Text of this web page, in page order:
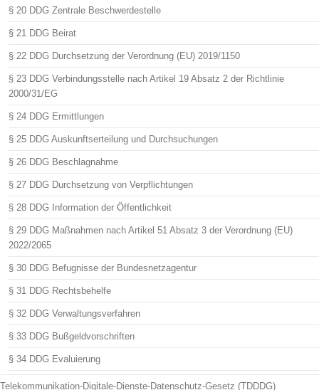
§ 20 DDG Zentrale Beschwerdestelle
§ 21 DDG Beirat
§ 22 DDG Durchsetzung der Verordnung (EU) 2019/1150
§ 23 DDG Verbindungsstelle nach Artikel 19 Absatz 2 der Richtlinie
2000/31/EG
§ 24 DDG Ermittlungen
§ 25 DDG Auskunftserteilung und Durchsuchungen
§ 26 DDG Beschlagnahme
§ 27 DDG Durchsetzung von Verpflichtungen
§ 28 DDG Information der Öffentlichkeit
§ 29 DDG Maßnahmen nach Artikel 51 Absatz 3 der Verordnung (EU)
2022/2065
§ 30 DDG Befugnisse der Bundesnetzagentur
§ 31 DDG Rechtsbehelfe
§ 32 DDG Verwaltungsverfahren
§ 33 DDG Bußgeldvorschriften
§ 34 DDG Evaluierung
Telekommunikation-Digitale-Dienste-Datenschutz-Gesetz (TDDDG)